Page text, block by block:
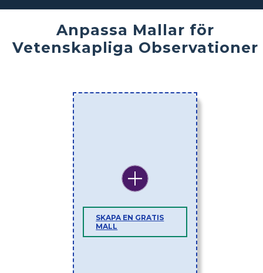
Anpassa Mallar för
Vetenskapliga Observationer
SKAPA EN GRATIS
MALL